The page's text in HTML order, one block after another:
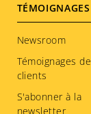
TÉMOIGNAGES
Newsroom
Témoignages de
clients
S'abonner à la
newsletter